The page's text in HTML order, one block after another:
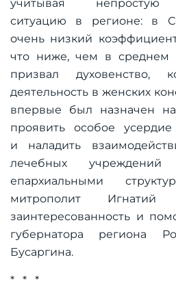
учитывая непростую
ситуацию в регионе: в
очень низкий
что ниже, чем в среднем
призвал духовенство,
деятельность в женских
впервые был назначен
проявить особое
и наладить
лечебных
епархиальными
митрополит
заинтересованность и
губернатора региона
Бусаргина.
* * *